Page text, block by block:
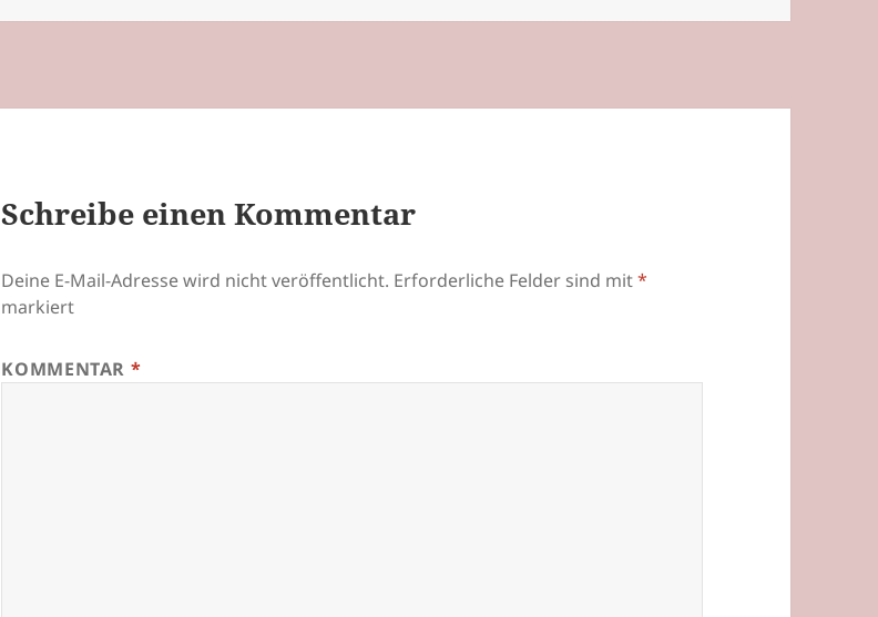
Schreibe einen Kommentar
Deine E-Mail-Adresse wird nicht veröffentlicht. Erforderliche Felder sind mit*
markiert
KOMMENTAR *